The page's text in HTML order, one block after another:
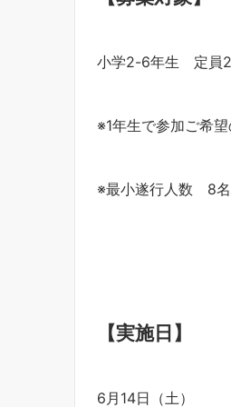
小学2-6年生 定員
※1年生で参加ご希
※最小遂行人数 8名
【実施日】
6月14日（土）